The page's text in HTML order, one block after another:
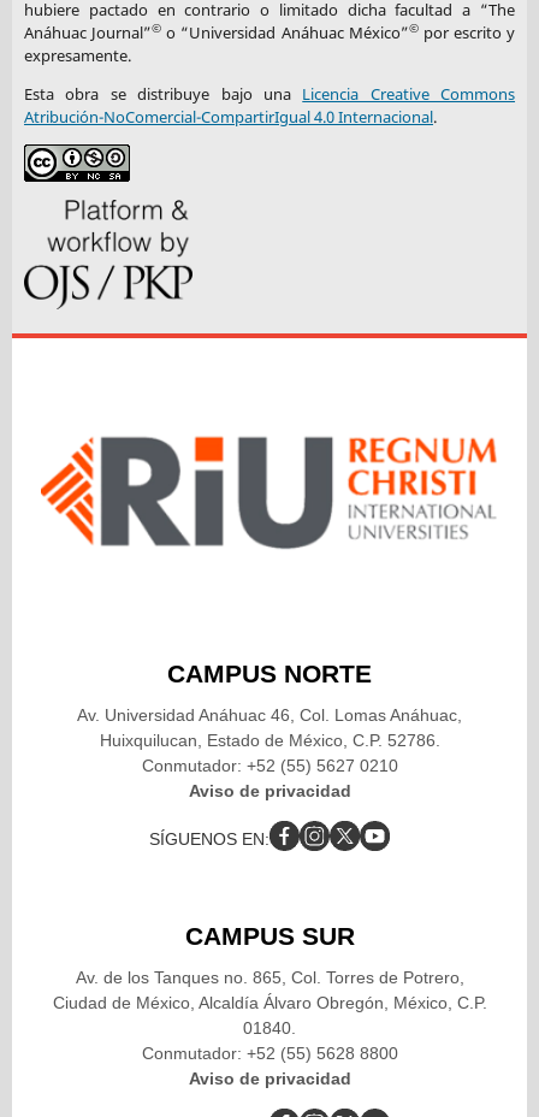
hubiere pactado en contrario o limitado dicha facultad a “The
Anáhuac Journal”© o “Universidad Anáhuac México”©por escrito y
expresamente.
Esta obra se distribuye bajo una Licencia Creative Commons
Atribución-NoComercial-CompartirIgual 4.0 Internacional.
CAMPUS NORTE
Av. Universidad Anáhuac 46, Col. Lomas Anáhuac,
Huixquilucan, Estado de México, C.P. 52786.
Conmutador: +52 (55) 5627 0210
Aviso de privacidad
SÍGUENOS EN:
CAMPUS SUR
Av. de los Tanques no. 865, Col. Torres de Potrero,
Ciudad de México, Alcaldía Álvaro Obregón, México, C.P.
01840.
Conmutador: +52 (55) 5628 8800
Aviso de privacidad